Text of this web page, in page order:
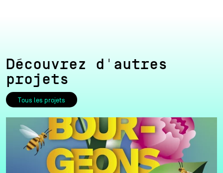
Découvrez d'autres
projets
Tous les projets